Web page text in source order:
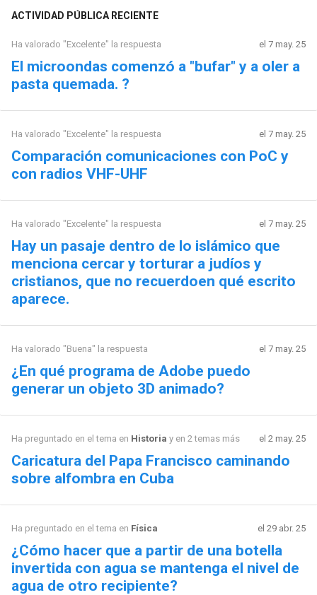
ACTIVIDAD PÚBLICA RECIENTE
Ha valorado "Excelente" la respuesta el 7 may. 25
El microondas comenzó a "bufar" y a oler a
pasta quemada. ?
Ha valorado "Excelente" la respuesta el 7 may. 25
Comparación comunicaciones con PoC y
con radios VHF-UHF
Ha valorado "Excelente" la respuesta el 7 may. 25
Hay un pasaje dentro de lo islámico que
menciona cercar y torturar a judíos y
cristianos, que no recuerdoen qué escrito
aparece.
Ha valorado "Buena" la respuesta el 7 may. 25
¿En qué programa de Adobe puedo
generar un objeto 3D animado?
Ha preguntado en el tema en Historia y en 2 temas más el 2 may. 25
Caricatura del Papa Francisco caminando
sobre alfombra en Cuba
Ha preguntado en el tema en Física el 29 abr. 25
¿Cómo hacer que a partir de una botella
invertida con agua se mantenga el nivel de
agua de otro recipiente?